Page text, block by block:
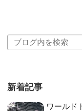
新着記事
ワールド